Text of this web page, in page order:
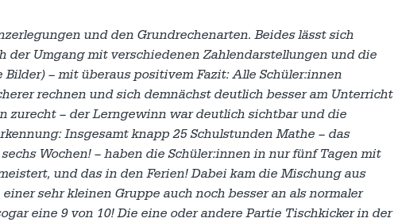
und den Grundrechenarten. Beides lässt sich
Umgang mit verschiedenen Zahlendarstellungen und die
– mit überaus positivem Fazit: Alle Schüler:innen
rechnen und sich demnächst deutlich besser am Unterricht
zurecht – der Lerngewinn war deutlich sichtbar und die
Insgesamt knapp 25 Schulstunden Mathe – das
Wochen! – haben die Schüler:innen in nur fünf Tagen mit
und das in den Ferien! Dabei kam die Mischung aus
sehr kleinen Gruppe auch noch besser an als normaler
eine 9 von 10! Die eine oder andere Partie Tischkicker in der